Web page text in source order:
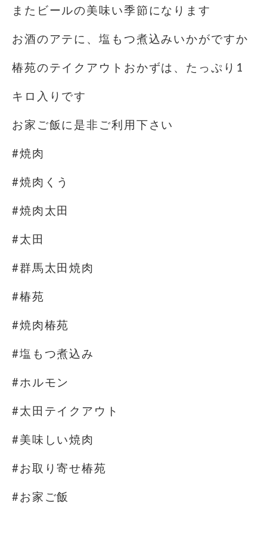
またビールの美味い季節になります
お酒のアテに、塩もつ煮込みいかがですか
椿苑のテイクアウトおかずは、たっぷり1
キロ入りです
お家ご飯に是非ご利用下さい
#焼肉
#焼肉くう
#焼肉太田
#太田
#群馬太田焼肉
#椿苑
#焼肉椿苑
#塩もつ煮込み
#ホルモン
#太田テイクアウト
#美味しい焼肉
#お取り寄せ椿苑
#お家ご飯